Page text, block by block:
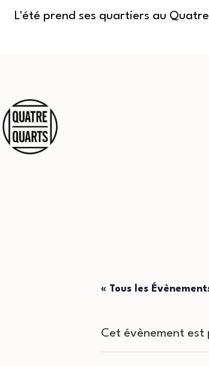
L'été prend ses quartiers au
contenu
« Tous les
Cet évènement est